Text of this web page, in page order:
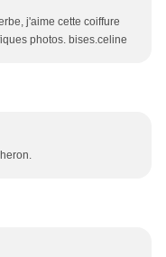
j'aime cette coiffure
photos. bises.celine